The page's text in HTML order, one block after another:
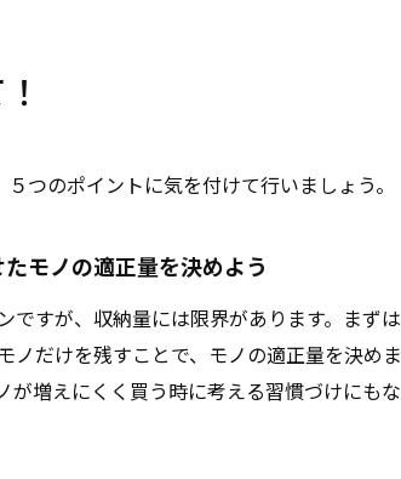
つのポイントに気を付けて行いましょう。
モノの適正量を決めよう
ですが、収納量には限界があります。まずは
ノだけを残すことで、モノの適正量を決めま
が増えにくく買う時に考える習慣づけにもな